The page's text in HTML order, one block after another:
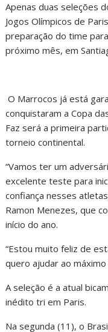
Apenas duas seleções
Jogos Olímpicos de
preparação do time
próximo mês, em
O Marrocos já está
conquistaram a Copa
Faz será a primeira
torneio continental.
“Vamos ter um
excelente teste para
confiança nesses
Ramon Menezes, que
início do ano.
“Estou muito feliz de
quero ajudar ao máximo
A seleção é a atual
inédito tri em Paris.
Na segunda (11), o